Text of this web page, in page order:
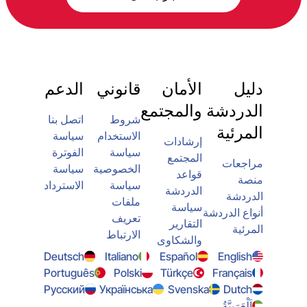
دليل
الدردشة
المرئية
مراجعات
منصة
الدردشة
أنواع الدردشة
المرئية
الأمان
والمجتمع
إرشادات
المجتمع
قواعد
الدردشة
سياسة
التقارير
والشكاوى
قانوني
شروط
الاستخدام
سياسة
الخصوصية
سياسة
ملفات
تعريف
الارتباط
الدعم
اتصل بنا
سياسة
الفوترة
سياسة
الاسترداد
English
Español
Italiano
Deutsch
Français
Türkçe
Polski
Português
Dutch
Svenska
Українська
Русский